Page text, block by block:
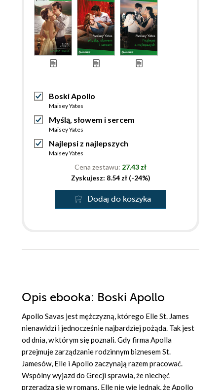
Boski Apollo
Maisey Yates
Myślą, słowem i sercem
Maisey Yates
Najlepsi z najlepszych
Maisey Yates
Cena zestawu: 27.43 zł
Zyskujesz: 8.54 zł (-24%)
Dodaj do koszyka
Opis ebooka: Boski Apollo
Apollo Savas jest mężczyzną, którego Elle St. James
nienawidzi i jednocześnie najbardziej pożąda. Tak jest
od dnia, w którym się poznali. Gdy firma Apolla
przejmuje zarządzanie rodzinnym biznesem St.
Jamesów, Elle i Apollo zaczynają razem pracować.
Wspólny wyjazd do Grecji sprawia, że niechęć
przeradza się w romans. Elle nie wie jednak, że Apollo